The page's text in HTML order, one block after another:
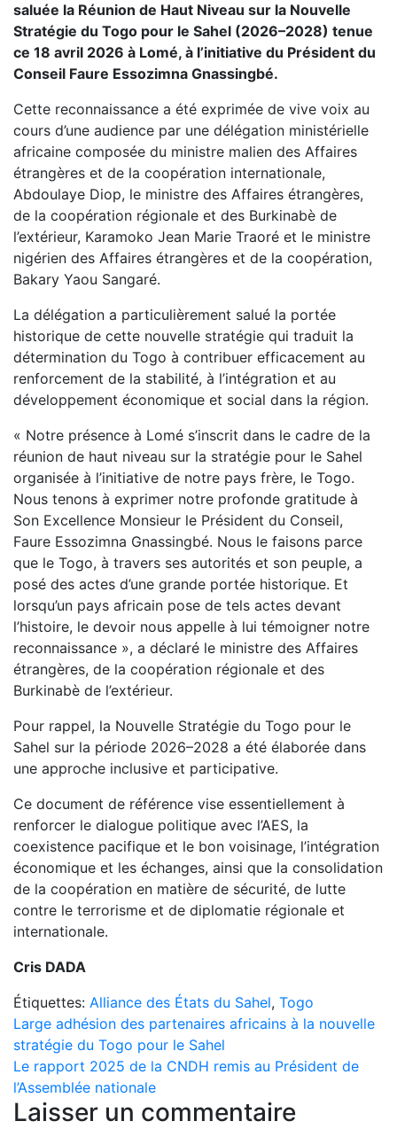
saluée la Réunion de Haut Niveau sur la Nouvelle
Stratégie du Togo pour le Sahel (2026–2028) tenue
ce 18 avril 2026 à Lomé, à l’initiative du Président du
Conseil Faure Essozimna Gnassingbé.
Cette reconnaissance a été exprimée de vive voix au
cours d’une audience par une délégation ministérielle
africaine composée du ministre malien des Affaires
étrangères et de la coopération internationale,
Abdoulaye Diop, le ministre des Affaires étrangères,
de la coopération régionale et des Burkinabè de
l’extérieur, Karamoko Jean Marie Traoré et le ministre
nigérien des Affaires étrangères et de la coopération,
Bakary Yaou Sangaré.
La délégation a particulièrement salué la portée
historique de cette nouvelle stratégie qui traduit la
détermination du Togo à contribuer efficacement au
renforcement de la stabilité, à l’intégration et au
développement économique et social dans la région.
« Notre présence à Lomé s’inscrit dans le cadre de la
réunion de haut niveau sur la stratégie pour le Sahel
organisée à l’initiative de notre pays frère, le Togo.
Nous tenons à exprimer notre profonde gratitude à
Son Excellence Monsieur le Président du Conseil,
Faure Essozimna Gnassingbé. Nous le faisons parce
que le Togo, à travers ses autorités et son peuple, a
posé des actes d’une grande portée historique. Et
lorsqu’un pays africain pose de tels actes devant
l’histoire, le devoir nous appelle à lui témoigner notre
reconnaissance », a déclaré le ministre des Affaires
étrangères, de la coopération régionale et des
Burkinabè de l’extérieur.
Pour rappel, la Nouvelle Stratégie du Togo pour le
Sahel sur la période 2026–2028 a été élaborée dans
une approche inclusive et participative.
Ce document de référence vise essentiellement à
renforcer le dialogue politique avec l’AES, la
coexistence pacifique et le bon voisinage, l’intégration
économique et les échanges, ainsi que la consolidation
de la coopération en matière de sécurité, de lutte
contre le terrorisme et de diplomatie régionale et
internationale.
Cris DADA
Étiquettes: Alliance des États du Sahel, Togo
Navigation
de
l’article
Large adhésion des partenaires africains à la nouvelle
stratégie du Togo pour le Sahel
Le rapport 2025 de la CNDH remis au Président de
l’Assemblée nationale
Laisser un commentaire